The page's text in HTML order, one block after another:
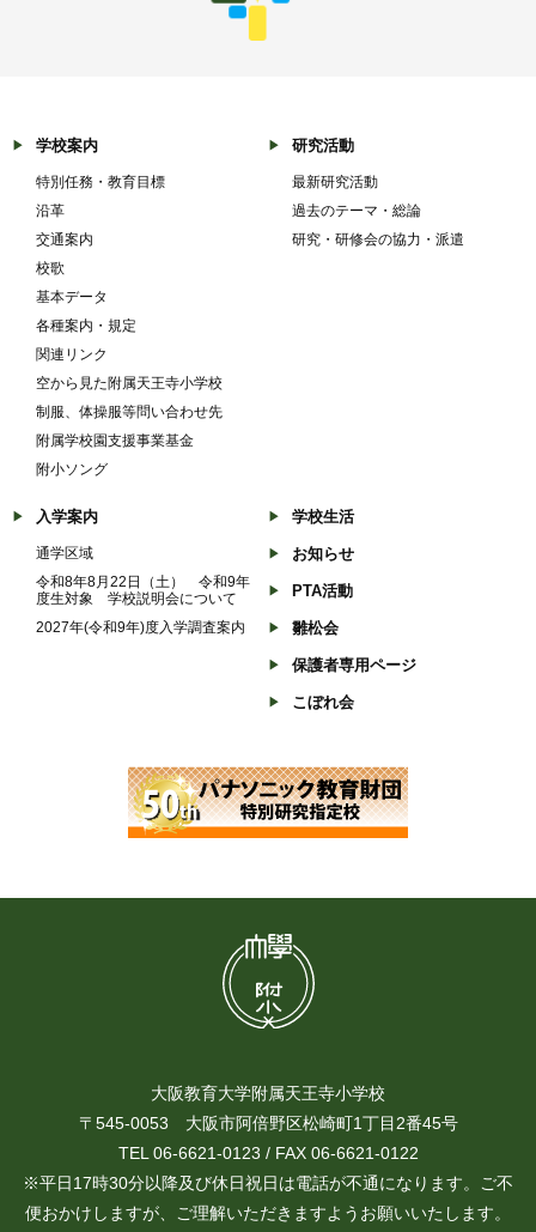
学校案内
特別任務・教育目標
沿革
交通案内
校歌
基本データ
各種案内・規定
関連リンク
空から見た附属天王寺小学校
制服、体操服等問い合わせ先
附属学校園支援事業基金
附小ソング
研究活動
最新研究活動
過去のテーマ・総論
研究・研修会の協力・派遣
入学案内
通学区域
令和8年8月22日（土） 令和9年
度生対象 学校説明会について
2027年(令和9年)度入学調査案内
学校生活
お知らせ
PTA活動
雛松会
保護者専用ページ
こぼれ会
大阪教育大学附属天王寺小学校
〒545-0053 大阪市阿倍野区松崎町1丁目2番45号
TEL 06-6621-0123 / FAX 06-6621-0122
※平日17時30分以降及び休日祝日は電話が不通になります。ご不
便おかけしますが、ご理解いただきますようお願いいたします。